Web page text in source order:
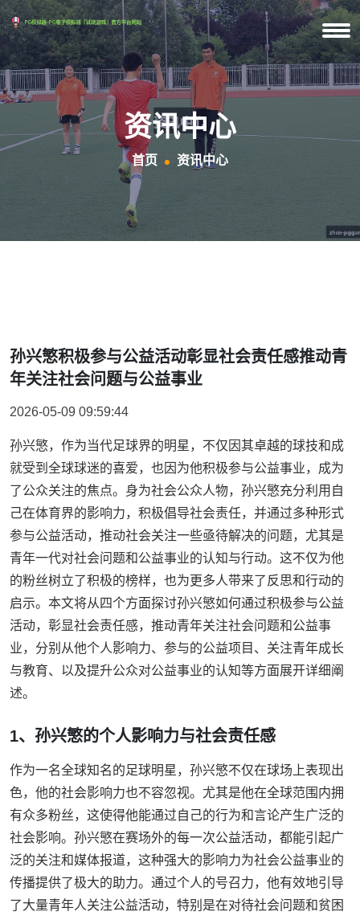
资讯中心
首页 资讯中心
孙兴慜积极参与公益活动彰显社会责任感推动青
年关注社会问题与公益事业
2026-05-09 09:59:44
孙兴慜，作为当代足球界的明星，不仅因其卓越的球技和成
就受到全球球迷的喜爱，也因为他积极参与公益事业，成为
了公众关注的焦点。身为社会公众人物，孙兴慜充分利用自
己在体育界的影响力，积极倡导社会责任，并通过多种形式
参与公益活动，推动社会关注一些亟待解决的问题，尤其是
青年一代对社会问题和公益事业的认知与行动。这不仅为他
的粉丝树立了积极的榜样，也为更多人带来了反思和行动的
启示。本文将从四个方面探讨孙兴慜如何通过积极参与公益
活动，彰显社会责任感，推动青年关注社会问题和公益事
业，分别从他个人影响力、参与的公益项目、关注青年成长
与教育、以及提升公众对公益事业的认知等方面展开详细阐
述。
1、孙兴慜的个人影响力与社会责任感
作为一名全球知名的足球明星，孙兴慜不仅在球场上表现出
色，他的社会影响力也不容忽视。尤其是他在全球范围内拥
有众多粉丝，这使得他能通过自己的行为和言论产生广泛的
社会影响。孙兴慜在赛场外的每一次公益活动，都能引起广
泛的关注和媒体报道，这种强大的影响力为社会公益事业的
传播提供了极大的助力。通过个人的号召力，他有效地引导
了大量青年人关注公益活动，特别是在对待社会问题和贫困